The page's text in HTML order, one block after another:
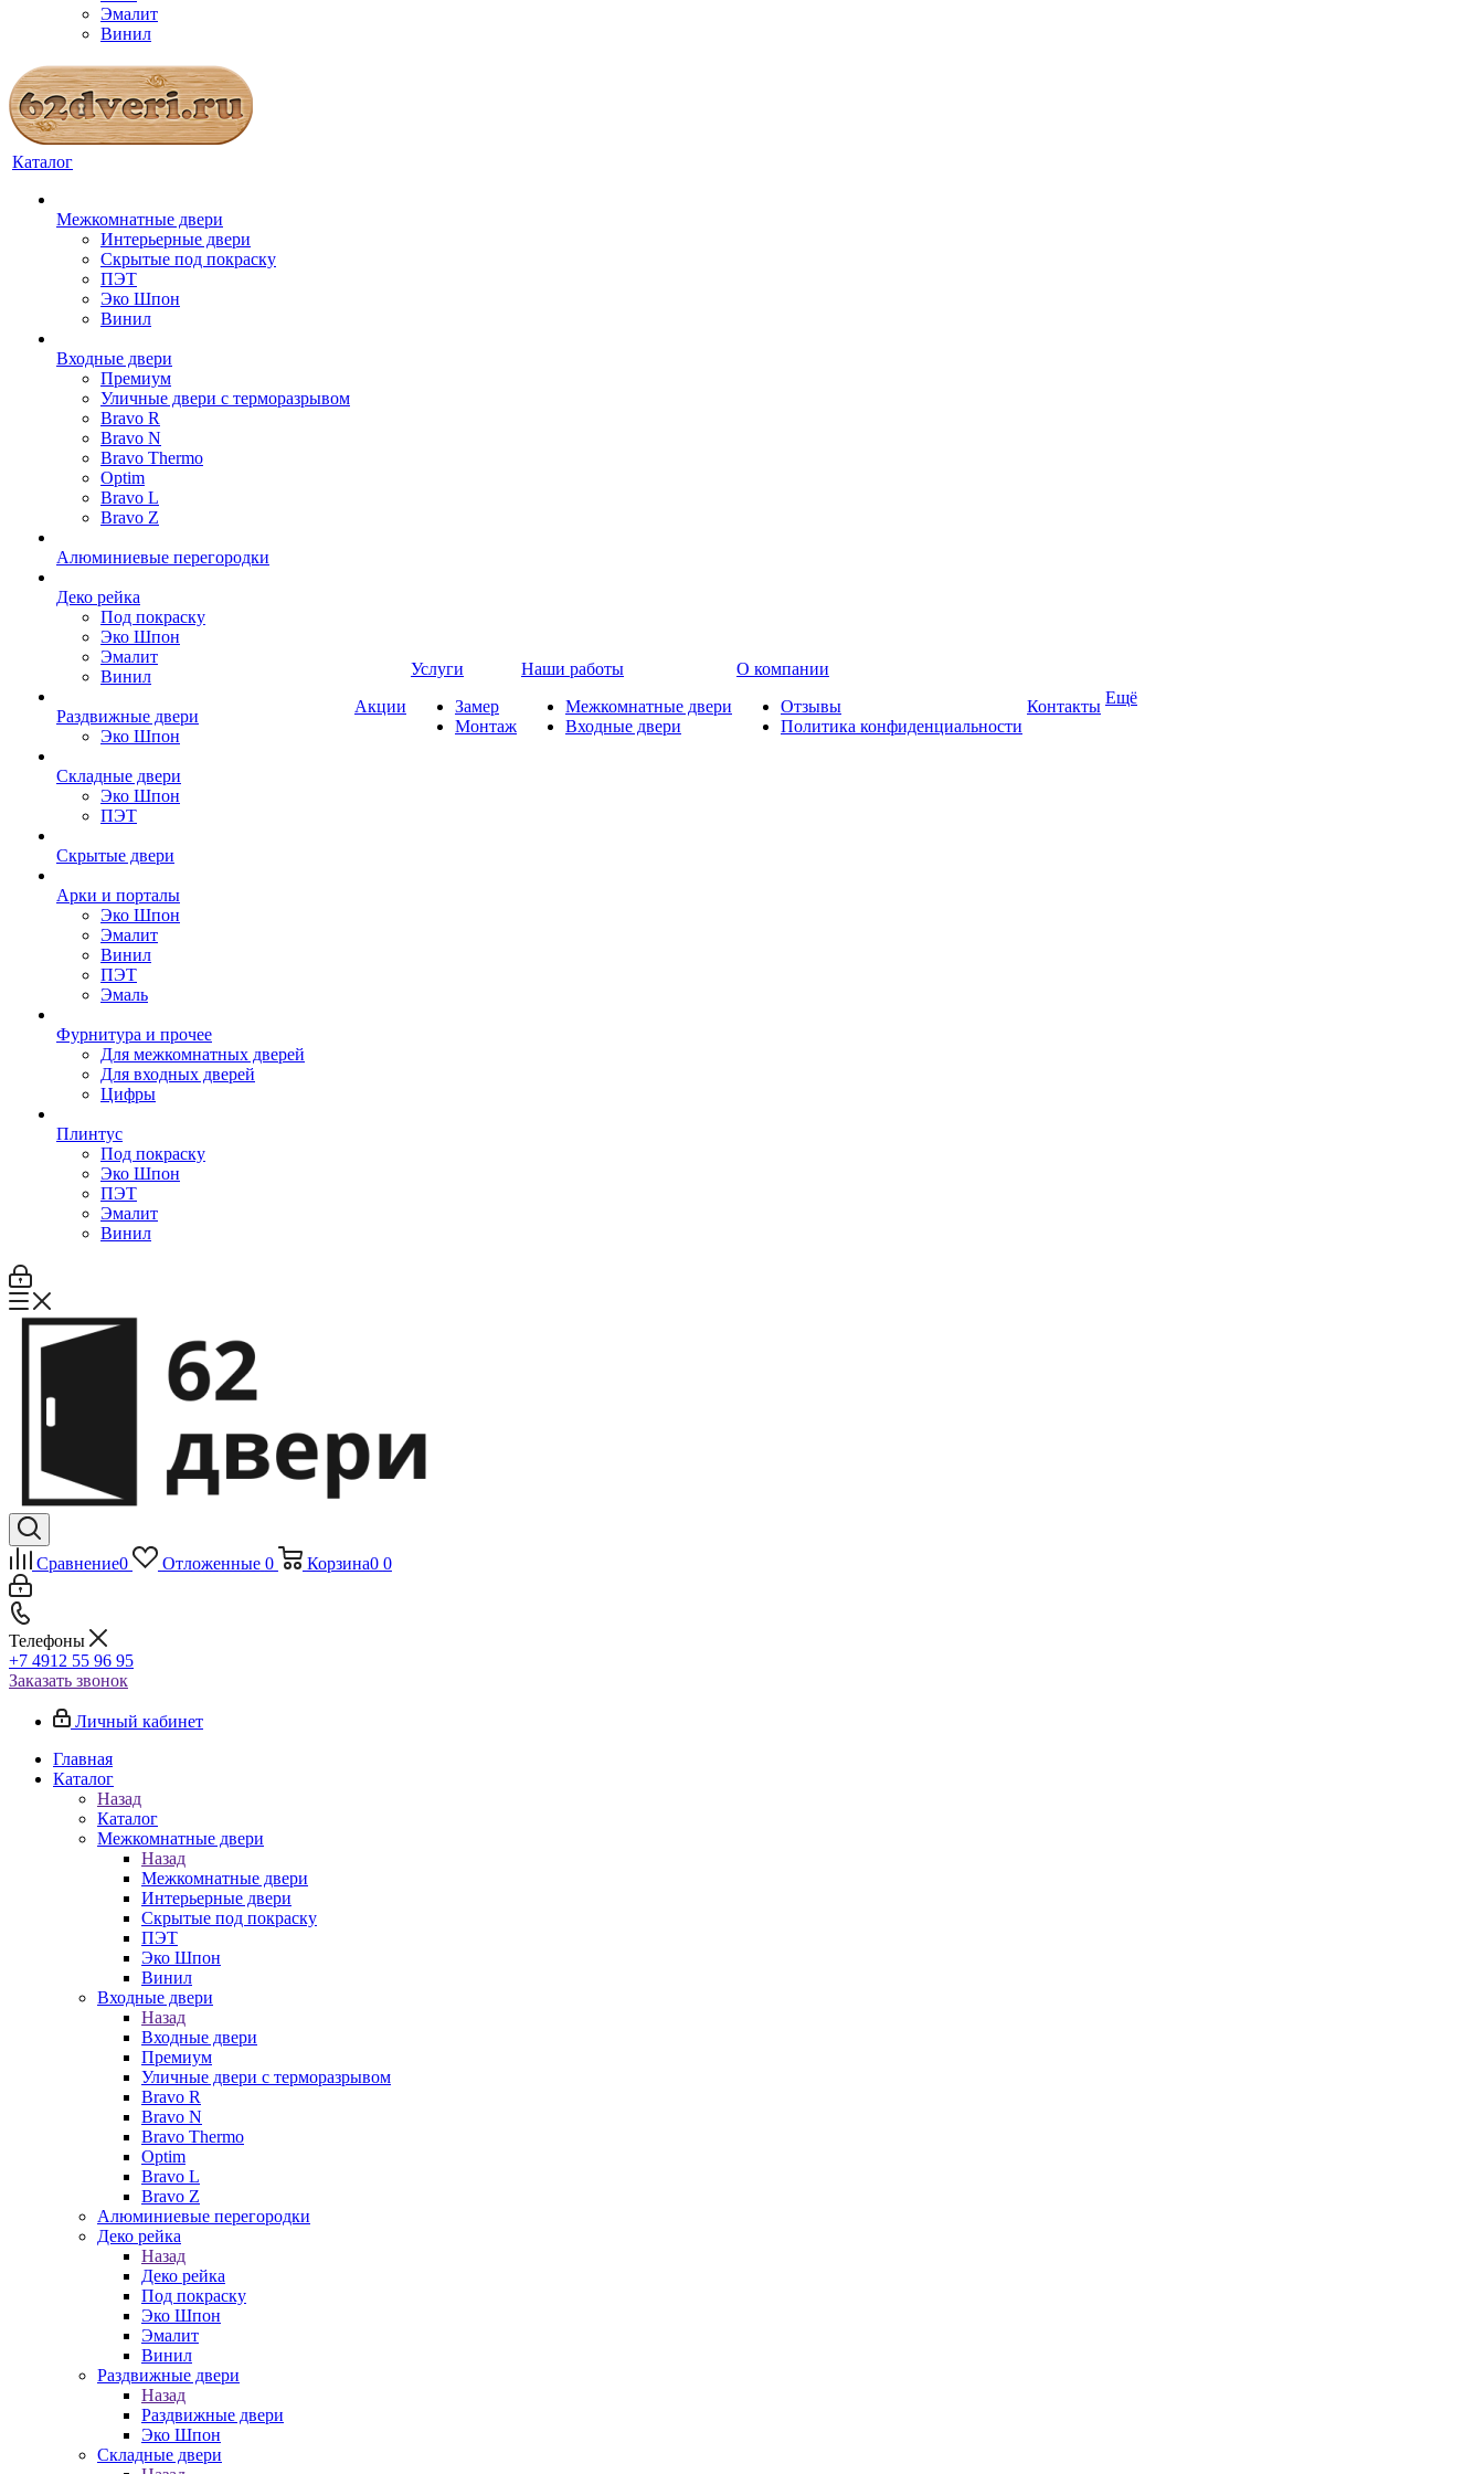
Эмалит
Винил
Каталог
Межкомнатные двери
Интерьерные двери
Скрытые под покраску
ПЭТ
Эко Шпон
Винил
Входные двери
Премиум
Уличные двери с терморазрывом
Bravo R
Bravo N
Bravo Thermo
Optim
Bravo L
Bravo Z
Алюминиевые перегородки
Деко рейка
Под покраску
Эко Шпон
Эмалит
Винил
Раздвижные двери
Эко Шпон
Складные двери
Эко Шпон
ПЭТ
Скрытые двери
Арки и порталы
Эко Шпон
Эмалит
Винил
ПЭТ
Эмаль
Фурнитура и прочее
Для межкомнатных дверей
Для входных дверей
Цифры
Плинтус
Под покраску
Эко Шпон
ПЭТ
Эмалит
Винил
Акции
Услуги
Замер
Монтаж
Наши работы
Межкомнатные двери
Входные двери
О компании
Отзывы
Политика конфиденциальности
Контакты Ещё
Сравнение0 Отложенные 0 Корзина0 0
Телефоны
+7 4912 55 96 95
Заказать звонок
Личный кабинет
Главная
Каталог
Назад
Каталог
Межкомнатные двери
Назад
Межкомнатные двери
Интерьерные двери
Скрытые под покраску
ПЭТ
Эко Шпон
Винил
Входные двери
Назад
Входные двери
Премиум
Уличные двери с терморазрывом
Bravo R
Bravo N
Bravo Thermo
Optim
Bravo L
Bravo Z
Алюминиевые перегородки
Деко рейка
Назад
Деко рейка
Под покраску
Эко Шпон
Эмалит
Винил
Раздвижные двери
Назад
Раздвижные двери
Эко Шпон
Складные двери